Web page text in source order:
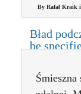
By Rafał Kraik
Bład
be